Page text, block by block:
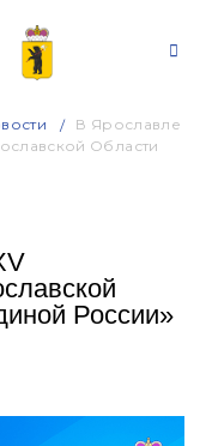
В Ярославле
Области
России»